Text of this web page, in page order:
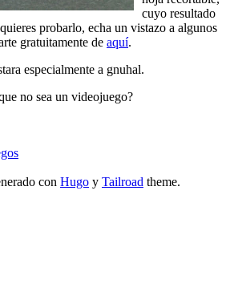
cuyo resultado
probarlo, echa un vistazo a algunos
gratuitamente de aquí.
especialmente a gnuhal.
no sea un videojuego?
con Hugo y Tailroad theme.